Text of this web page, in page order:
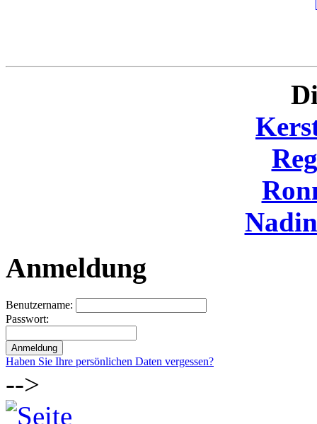
Anmeldung
Benutzername:
Passwort:
Haben Sie Ihre persönlichen Daten vergessen?
-->